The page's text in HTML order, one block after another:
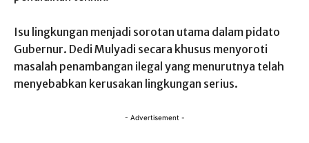
Isu lingkungan menjadi sorotan utama dalam pidato
Gubernur. Dedi Mulyadi secara khusus menyoroti
masalah penambangan ilegal yang menurutnya telah
menyebabkan kerusakan lingkungan serius.
- Advertisement -